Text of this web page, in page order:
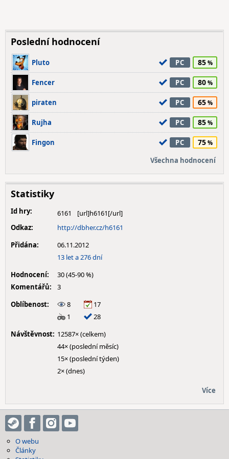
Poslední hodnocení
Pluto PC 85
Fencer PC 80
piraten PC 65
Rujha PC 85
Fingon PC 75
Všechna hodnocení
Statistiky
Id hry:
6161
Odkaz:
http://dbher.cz/h6161
Přidána:
06.11.2012
13 let a 276 dní
Hodnocení:
30 (45-90 %)
Komentářů:
3
Oblíbenost:
8
17
1
28
Návštěvnost: 12587× (celkem)
44× (poslední měsíc)
15× (poslední týden)
2× (dnes)
Více
O webu
Články